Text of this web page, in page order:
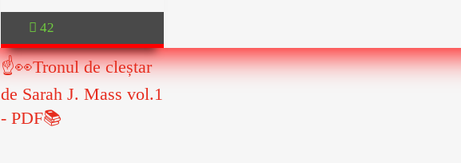
42
☝👀Tronul de cleștar
de Sarah J. Mass vol.1
- PDF📚